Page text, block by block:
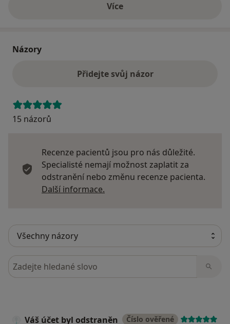
Víceo adrese
Názory
Přidejte svůj názor
15 názorů
Recenze pacientů jsou pro nás důležité.
Specialisté nemají možnost zaplatit za
odstranění nebo změnu recenze pacienta.
Další informace.
Hledejte v názorech
Váš účet byl odstraněn Číslo ověřené